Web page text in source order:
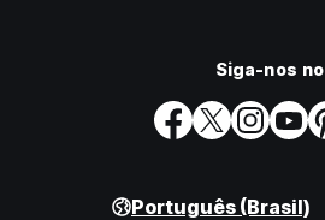
Siga-nos no
Português (Brasil)